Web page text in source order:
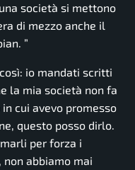
società si mettono
di mezzo anche il
”
io mandati scritti
la mia società non fa
in cui avevo promesso
questo posso dirlo.
per forza i
abbiamo mai